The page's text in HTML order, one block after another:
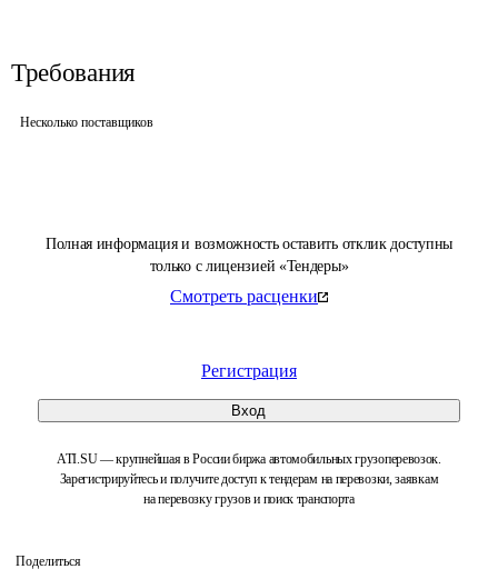
Полная информация и возможность оставить отклик доступны
только с лицензией «Тендеры»
Смотреть расценки
Регистрация
Вход
ATI.SU — крупнейшая в России биржа автомобильных грузоперевозок.
Зарегистрируйтесь и получите доступ к тендерам на перевозки, заявкам
на перевозку грузов и поиск транспорта
Поделиться
Требования
Несколько поставщиков